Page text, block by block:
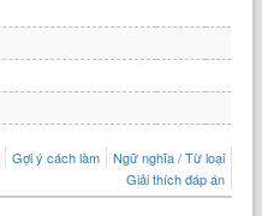
Gợi ý cách làm
Ngữ nghĩa / Từ loại
Giải thích đáp án